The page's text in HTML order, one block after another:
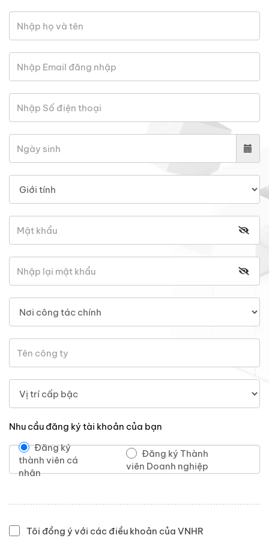
Nhu cầu đăng ký tài khoản của bạn
Đăng ký
thành viên cá
nhân
Đăng ký Thành
viên Doanh nghiệp
Tôi đồng ý với các điều khoản của VNHR